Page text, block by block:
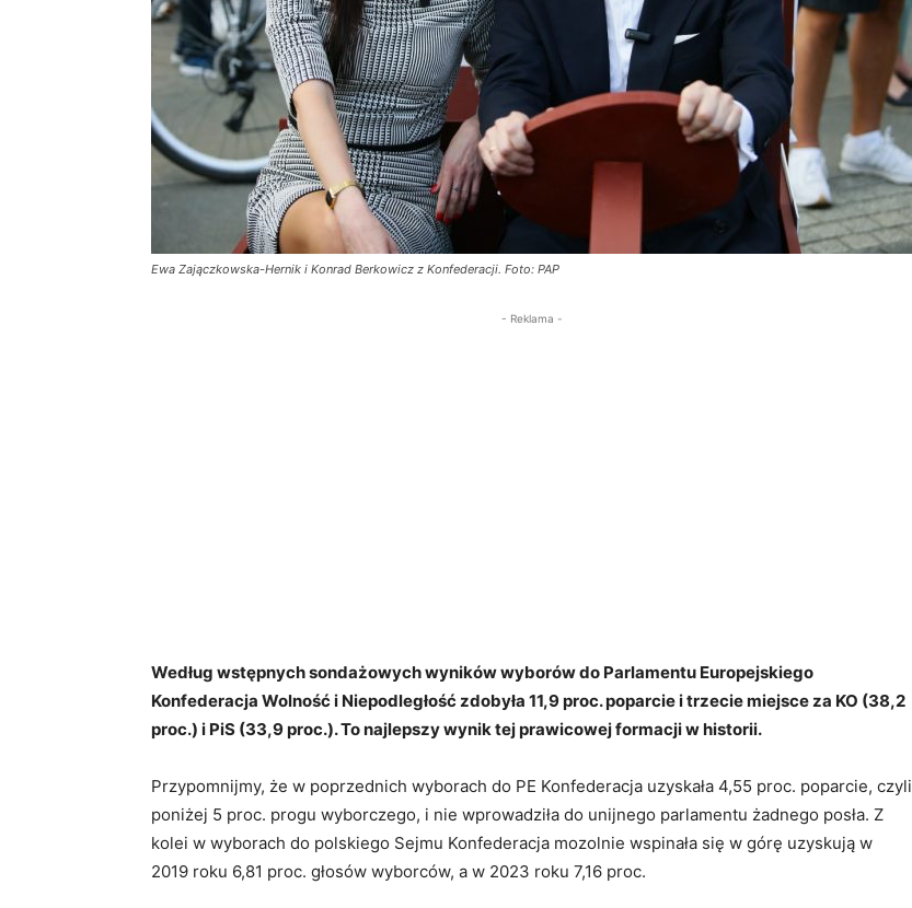
Ewa Zajączkowska-Hernik i Konrad Berkowicz z Konfederacji. Foto: PAP
- Reklama -
Według wstępnych sondażowych wyników wyborów do Parlamentu Europejskiego
Konfederacja Wolność i Niepodległość zdobyła 11,9 proc. poparcie i trzecie miejsce za KO (38,2
proc.) i PiS (33,9 proc.). To najlepszy wynik tej prawicowej formacji w historii.
Przypomnijmy, że w poprzednich wyborach do PE Konfederacja uzyskała 4,55 proc. poparcie, czyli
poniżej 5 proc. progu wyborczego, i nie wprowadziła do unijnego parlamentu żadnego posła. Z
kolei w wyborach do polskiego Sejmu Konfederacja mozolnie wspinała się w górę uzyskują w
2019 roku 6,81 proc. głosów wyborców, a w 2023 roku 7,16 proc.